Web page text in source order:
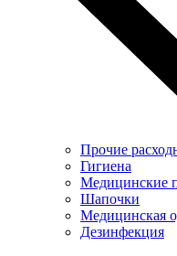
Прочие
Гигиена
Медицинские
Шапочки
Медицинская
Дезинфекция